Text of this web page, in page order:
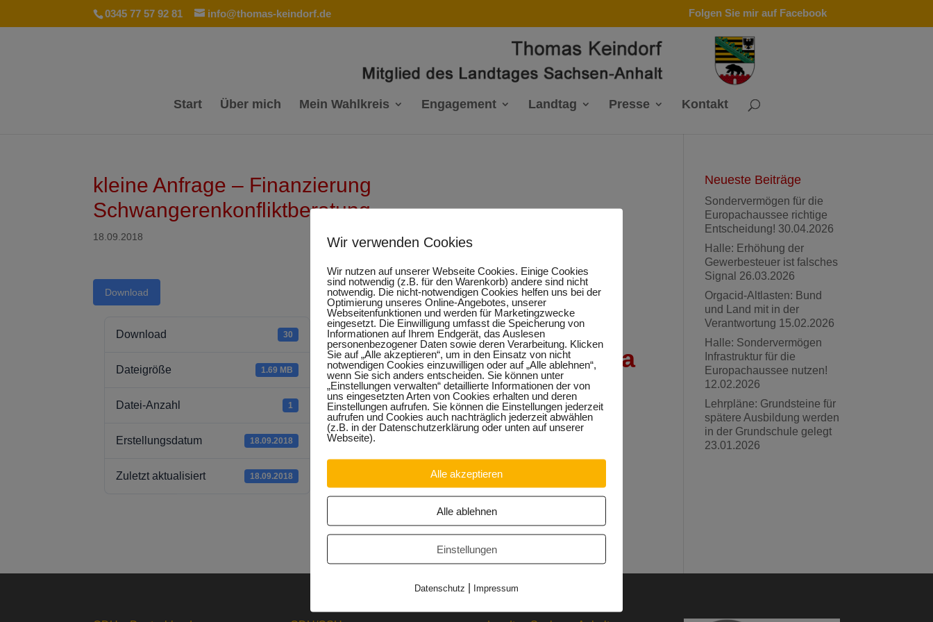
0345 77 57 92 81 info@thomas-keindorf.de Folgen Sie mir auf Facebook
Start Über mich Mein Wahlkreis Engagement Landtag Presse Kontakt
kleine Anfrage – Finanzierung
Schwangerenkonfliktberatung
18.09.2018
Download
Download 30
Dateigröße 1.69 MB
Datei-Anzahl 1
Erstellungsdatum 18.09.2018
Zuletzt aktualisiert 18.09.2018
kleine Anfrage -
Finanzierung
Schwangerenkonfliktbera
tung
Neueste Beiträge
Sondervermögen für die
Europachaussee richtige
Entscheidung! 30.04.2026
Halle: Erhöhung der
Gewerbesteuer ist falsches
Signal 26.03.2026
Orgacid-Altlasten: Bund
und Land mit in der
Verantwortung 15.02.2026
Halle: Sondervermögen
Infrastruktur für die
Europachaussee nutzen!
12.02.2026
Lehrpläne: Grundsteine für
spätere Ausbildung werden
in der Grundschule gelegt
23.01.2026
Wir verwenden Cookies
Wir nutzen auf unserer Webseite Cookies. Einige Cookies
sind notwendig (z.B. für den Warenkorb) andere sind nicht
notwendig. Die nicht-notwendigen Cookies helfen uns bei der
Optimierung unseres Online-Angebotes, unserer
Webseitenfunktionen und werden für Marketingzwecke
eingesetzt. Die Einwilligung umfasst die Speicherung von
Informationen auf Ihrem Endgerät, das Auslesen
personenbezogener Daten sowie deren Verarbeitung. Klicken
Sie auf „Alle akzeptieren“, um in den Einsatz von nicht
notwendigen Cookies einzuwilligen oder auf „Alle ablehnen“,
wenn Sie sich anders entscheiden. Sie können unter
„Einstellungen verwalten“ detaillierte Informationen der von
uns eingesetzten Arten von Cookies erhalten und deren
Einstellungen aufrufen. Sie können die Einstellungen jederzeit
aufrufen und Cookies auch nachträglich jederzeit abwählen
(z.B. in der Datenschutzerklärung oder unten auf unserer
Webseite).
Alle akzeptieren
Alle ablehnen
Einstellungen
Datenschutz | Impressum